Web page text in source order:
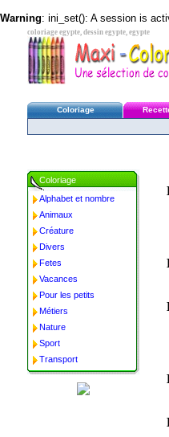
Warning: ini_set(): A session is
coloriage egypte, dessin egypte, egypte
Coloriage
Coloriage
Alphabet et nombre
Animaux
Créature
Divers
Fetes
Vacances
Pour les petits
Métiers
Nature
Sport
Transport